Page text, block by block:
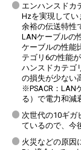
エンハンスドカ
Hzを実現してい
余裕の伝送特性
LANケーブルの
ケーブルの性能
テゴリ6の性能
ハンスドカテゴ
の損失が少ない
※PSACR：LAN
る）で電力和減
次世代の10ギガ
ているので、今
火災などの原因